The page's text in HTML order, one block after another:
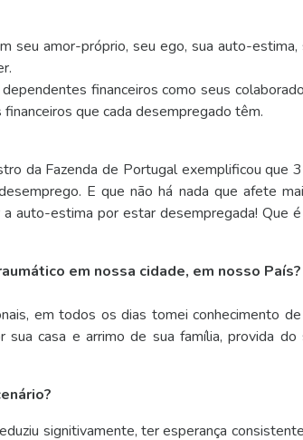
seu amor-próprio, seu ego, sua auto-estima,
financeiros como seus
que cada desempregado têm.
da Fazenda de Portugal exemplificou que
E que não há nada que afete
auto-estima por estar desempregada! Que
em nossa cidade, em nosso País?
em todos os dias tomei conhecimento
casa e arrimo de sua família, provida do
signitivamente, ter esperança